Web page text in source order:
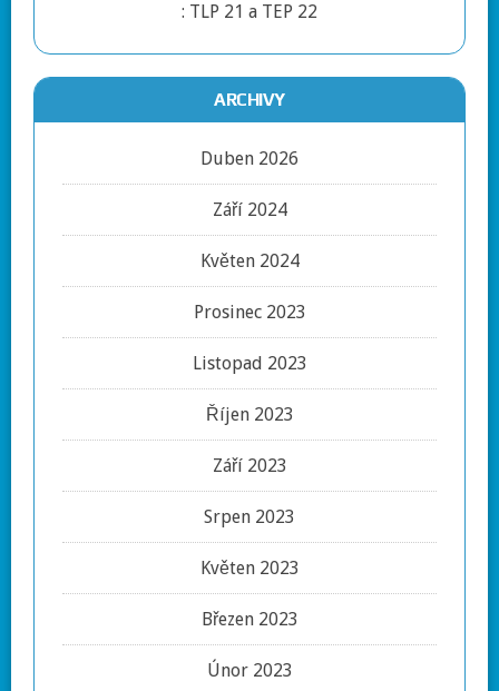
: TLP 21 a TEP 22
ARCHIVY
Duben 2026
Září 2024
Květen 2024
Prosinec 2023
Listopad 2023
Říjen 2023
Září 2023
Srpen 2023
Květen 2023
Březen 2023
Únor 2023